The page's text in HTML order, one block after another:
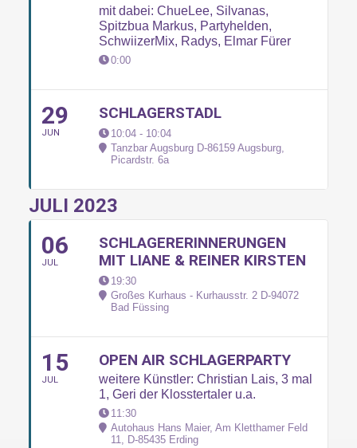
mit dabei: ChueLee, Silvanas,
Spitzbua Markus, Partyhelden,
SchwiizerMix, Radys, Elmar Fürer
0:00
29
JUN
SCHLAGERSTADL
10:04 - 10:04
Tanzbar Augsburg D-86159 Augsburg,
Picardstr. 6a
JULI 2023
06
JUL
SCHLAGERERINNERUNGEN
MIT LIANE & REINER KIRSTEN
19:30
Großes Kurhaus - Kurhausstr. 2 D-94072
Bad Füssing
15
JUL
OPEN AIR SCHLAGERPARTY
weitere Künstler: Christian Lais, 3 mal
1, Geri der Klosstertaler u.a.
11:30
Autohaus Hans Maier, Am Kletthamer Feld
11, D-85435 Erding